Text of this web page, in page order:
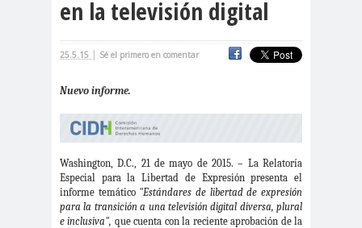
cación
#Destacado
#Destacado #Importante
#Colegiodeperiodistas
#Destacado #Importante
#Noticias #CongresoNacional
en la televisión digital
25.5.15 | Sé el primero en comentar
Nuevo informe.
Washington, D.C., 21 de mayo de 2015. – La Relatoría
Especial para la Libertad de Expresión presenta el
informe temático "Estándares de libertad de expresión
para la transición a una televisión digital diversa, plural
e inclusiva", que cuenta con la reciente aprobación de la